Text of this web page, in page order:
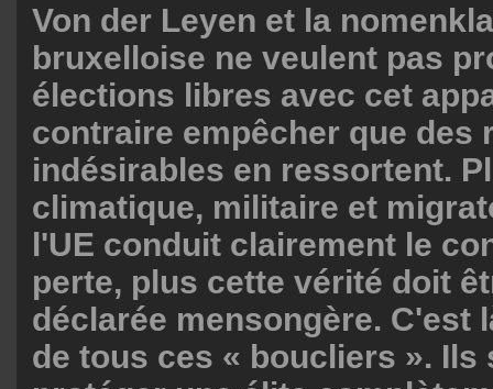
Von der Leyen et la
bruxelloise ne veulent pas
élections libres avec cet
contraire empêcher que des
indésirables en ressortent.
climatique, militaire et
l'UE conduit clairement le
perte, plus cette vérité doit
déclarée mensongère. C'est
de tous ces « boucliers ». Ils